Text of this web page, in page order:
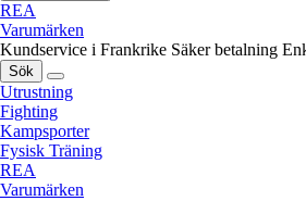
REA
Varumärken
Kundservice i Frankrike Säker betalning
Sök
Utrustning
Fighting
Kampsporter
Fysisk Träning
REA
Varumärken